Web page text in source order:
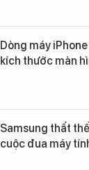
Dòng máy
kích thước màn
Samsung thất
cuộc đua máy